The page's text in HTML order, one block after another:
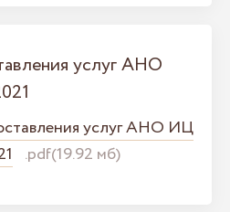
услуг АНО
услуг АНО ИЦ
.pdf(19.92 мб)